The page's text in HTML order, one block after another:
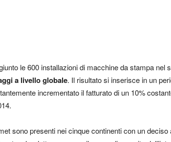
le 600 installazioni di macchine da stampa nel
a livello globale. Il risultato si inserisce in un
incrementato il fatturato di un 10%
sono presenti nei cinque continenti con un